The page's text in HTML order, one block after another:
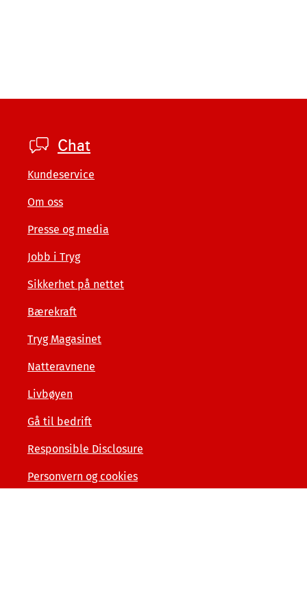
Footer
private
Chat
Kundeservice
Om oss
Presse og media
Jobb i Tryg
Sikkerhet på nettet
Bærekraft
Tryg Magasinet
Natteravnene
Livbøyen
Gå til bedrift
Responsible Disclosure
Personvern og cookies